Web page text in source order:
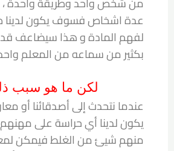
عدة اشخاص فسوف يكون لدينا
لفهم المادة و هذا سيضاعف
بكثير من سماعه من المعلم
لكن ما هو سبب
عندما نتحدث إلى أصدقائنا أو
يكون لدينا أي حراسة على
منهم شيئ من الغلط فيمكن